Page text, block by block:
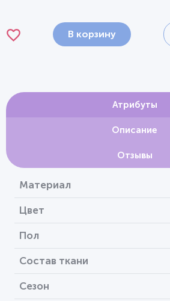
В корзину
Атрибуты
Описание
Отзывы
Материал
Цвет
Пол
Состав ткани
Сезон